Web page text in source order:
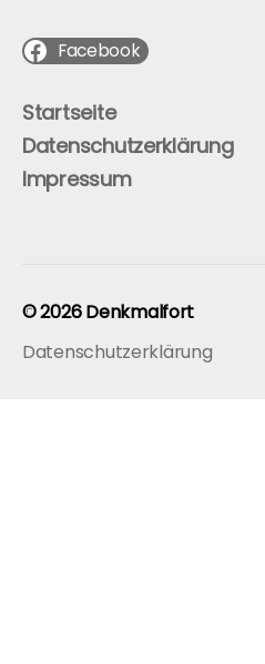
Facebook
Startseite
Datenschutzerklärung
Impressum
© 2026Denkmalfort
Datenschutzerklärung